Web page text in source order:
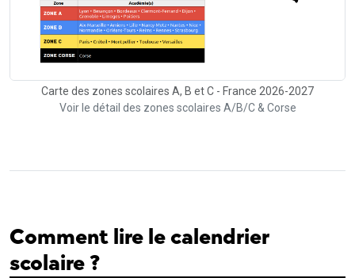
Carte des zones scolaires A, B et C - France 2026-2027
Voir le détail des zones scolaires A/B/C & Corse
Comment lire le calendrier
scolaire ?